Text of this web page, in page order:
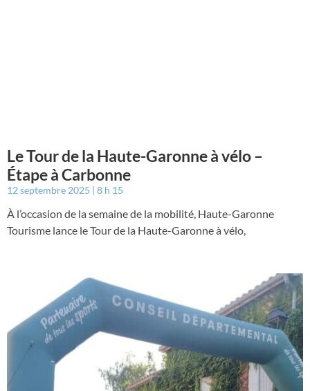
Le Tour de la Haute-Garonne à vélo –
Étape à Carbonne
12 septembre 2025 8 h 15
À l’occasion de la semaine de la mobilité, Haute-Garonne
Tourisme lance le Tour de la Haute-Garonne à vélo,